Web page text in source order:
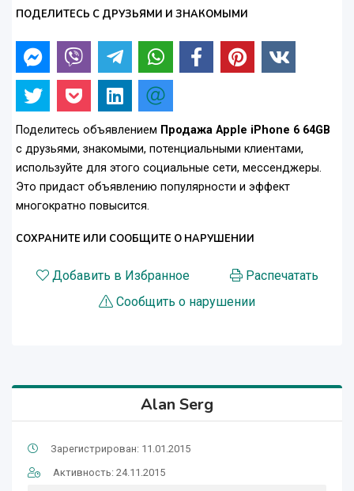
ПОДЕЛИТЕСЬ С ДРУЗЬЯМИ И ЗНАКОМЫМИ
Поделитесь объявлением Продажа Apple iPhone 6 64GB
с друзьями, знакомыми, потенциальными клиентами,
используйте для этого социальные сети, мессенджеры.
Это придаст объявлению популярности и эффект
многократно повысится.
СОХРАНИТЕ ИЛИ СООБЩИТЕ О НАРУШЕНИИ
Добавить в Избранное
Распечатать
Сообщить о нарушении
Alan Serg
Зарегистрирован: 11.01.2015
Активность: 24.11.2015